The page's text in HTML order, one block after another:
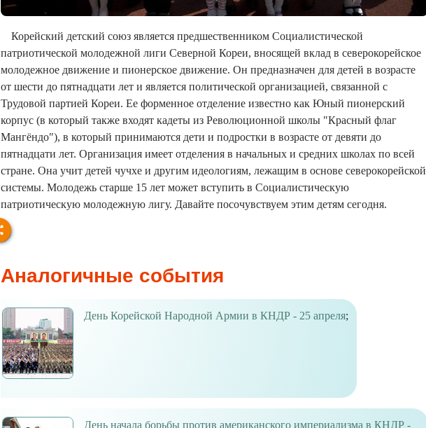
Корейский детский союз является предшественником Социалистической
патриотической молодежной лиги Северной Кореи, вносящей вклад в северокорейское
молодежное движение и пионерское движение. Он предназначен для детей в возрасте
от шести до пятнадцати лет и является политической организацией, связанной с
Трудовой партией Кореи. Ее форменное отделение известно как Юный пионерский
корпус (в который также входят кадеты из Революционной школы "Красный флаг
Мангёндо"), в который принимаются дети и подростки в возрасте от девяти до
пятнадцати лет. Организация имеет отделения в начальных и средних школах по всей
стране. Она учит детей чучхе и другим идеологиям, лежащим в основе северокорейской
системы. Молодежь старше 15 лет может вступить в Социалистическую
патриотическую молодежную лигу. Давайте посочувствуем этим детям сегодня.
Аналогичные события
День Корейской Народной Армии в КНДР - 25 апреля;
День начала борьбы против американского империализма в КНДР -